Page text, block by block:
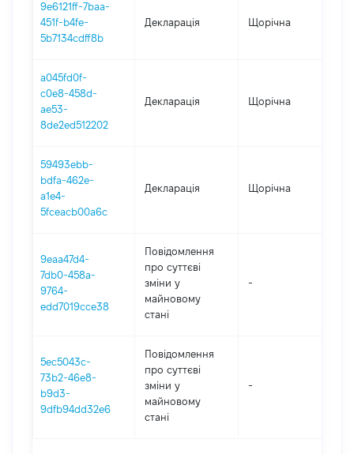
9e6121ff-7baa-
451f-b4fe-
5b7134cdff8b
Декларація Щорічна
a045fd0f-
c0e8-458d-
ae53-
8de2ed512202
Декларація Щорічна
59493ebb-
bdfa-462e-
a1e4-
5fceacb00a6c
Декларація Щорічна
9eaa47d4-
7db0-458a-
9764-
edd7019cce38
Повідомлення
про суттєві
зміни y
майновому
стані
-
5ec5043c-
73b2-46e8-
b9d3-
9dfb94dd32e6
Повідомлення
про суттєві
зміни y
майновому
стані
-